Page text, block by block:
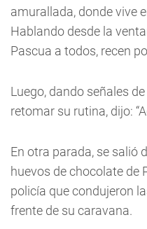
amurallada, donde vive
Hablando desde la
Pascua a todos, recen
Luego, dando señales
retomar su rutina, dijo:
En otra parada, se salió
huevos de chocolate de
policía que condujeron
frente de su caravana.